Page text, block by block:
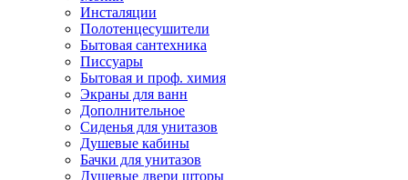
Инсталяции
Полотенцесушители
Бытовая сантехника
Писсуары
Бытовая и проф. химия
Экраны для ванн
Дополнительное
Сиденья для унитазов
Душевые кабины
Бачки для унитазов
Душевые двери шторы